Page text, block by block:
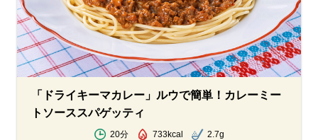
「ドライキーマカレー」ルウで簡単！カレーミー
トソーススパゲッティ
20分 733kcal 2.7g